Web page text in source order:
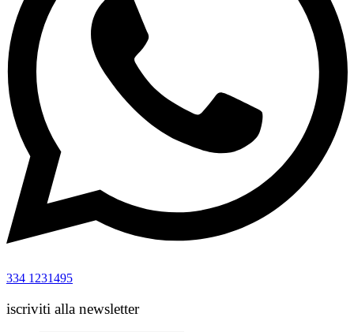
334 1231495
iscriviti alla newsletter